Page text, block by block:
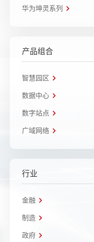
华为坤灵系列
产品组合
智慧园区
数据中心
数字站点
广域网络
行业
金融
制造
政府